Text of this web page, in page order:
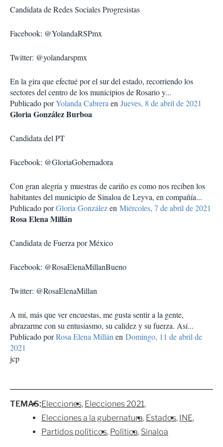
Candidata de Redes Sociales Progresistas
Facebook: @YolandaRSPmx
Twitter: @yolandarspmx
En la gira que efectué por el sur del estado, recorriendo los
sectores del centro de los municipios de Rosario y...
Publicado porYolanda Cabreraen Jueves, 8 de abril de 2021
Gloria González Burboa
Candidata del PT
Facebook: @GloriaGobernadora
Con gran alegría y muestras de cariño es como nos reciben los
habitantes del municipio de Sinaloa de Leyva, en compañía...
Publicado porGloria Gonzálezen Miércoles, 7 de abril de 2021
Rosa Elena Millán
Candidata de Fuerza por México
Facebook: @RosaElenaMillanBueno
Twitter: @RosaElenaMillan
A mí, más que ver encuestas, me gusta sentir a la gente,
abrazarme con su entusiasmo, su calidez y su fuerza. Así...
Publicado porRosa Elena Millánen Domingo, 11 de abril de
2021
jcp
TEMAS:Elecciones Elecciones 2021
Elecciones a la gubernatura Estados INE
Partidos políticos Política Sinaloa